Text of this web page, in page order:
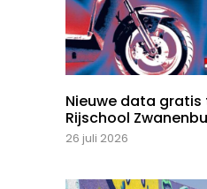
Nieuwe data gratis
Rijschool
26 juli 2026